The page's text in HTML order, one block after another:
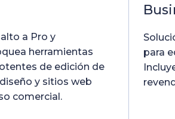
a Pro y
herramientas
de edición de
y sitios web
comercial.
para